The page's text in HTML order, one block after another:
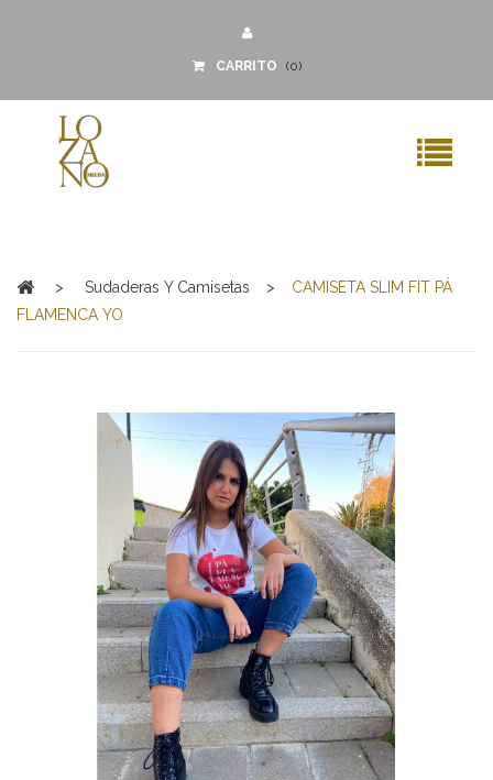
CARRITO (0)
> Sudaderas Y Camisetas >
CAMISETA SLIM FIT PÁ
FLAMENCA YO